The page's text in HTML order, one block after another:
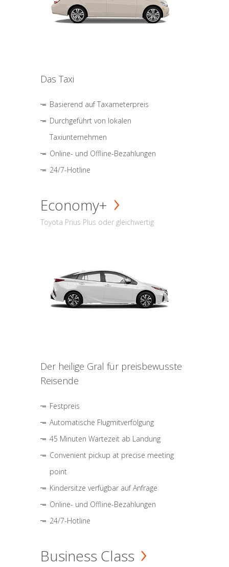
Das Taxi
Basierend auf Taxameterpreis
Durchgeführt von lokalen
Taxiunternehmen
Online- und Offline-Bezahlungen
24/7-Hotline
Economy+
Toyota Prius Plus oder gleichwertig
Der heilige Gral für preisbewusste
Reisende
Festpreis
Automatische Flugmitverfolgung
45 Minuten Wartezeit ab Landung
Convenient pickup at precise meeting
point
Kindersitze verfügbar auf Anfrage
Online- und Offline-Bezahlungen
24/7-Hotline
Business Class